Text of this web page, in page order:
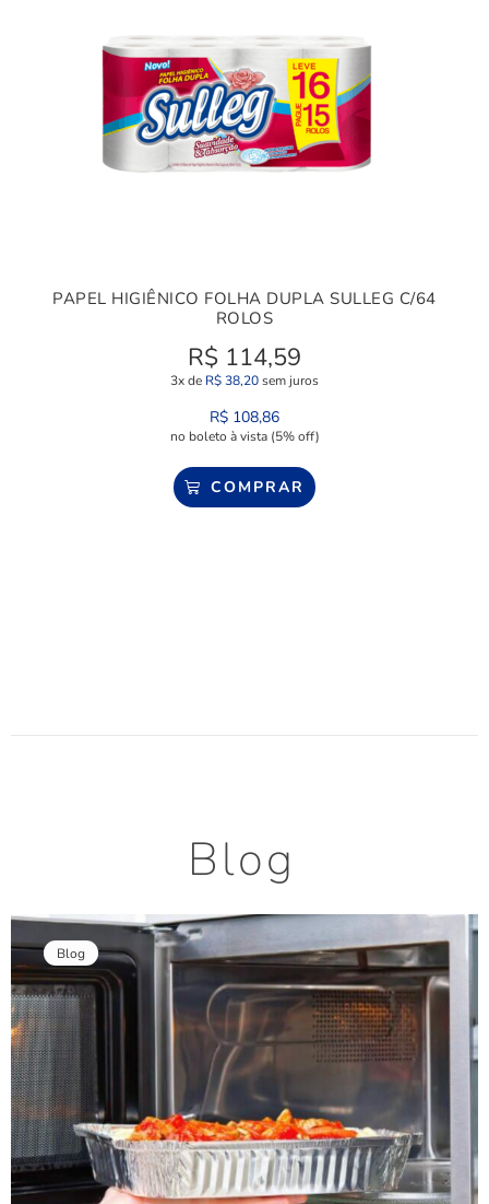
PAPEL HIGIÊNICO FOLHA DUPLA SULLEG C/64
ROLOS
R$ 114,59
3x de R$38,20sem juros
R$ 108,86
no boleto à vista (5% off)
COMPRAR
Blog
Blog